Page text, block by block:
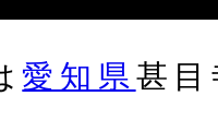
愛知県 甚